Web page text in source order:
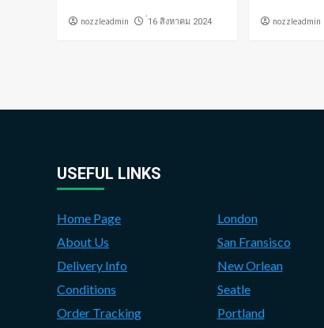
nozzleadmin ่16 สิงหาคม 2024 nozzleadmin
USEFUL LINKS
Home Page
About Us
Delivery Info
Conditions
Order Tracking
London
San Fransisco
New Orlean
Seatle
Portland